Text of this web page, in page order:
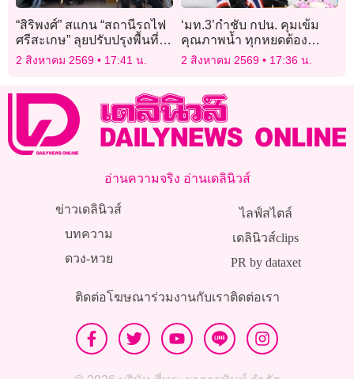
“สิริพงศ์” สแกน “สถานีรถไฟ
ศรีสะเกษ” ลุยปรับปรุงพื้นที่-
ภูมิทัศน์ รองรับทางคู่ “ชุม
2 สิงหาคม 2569 17:41 น.
‘มท.3’กำชับ กปน. คุมเข้ม
คุณภาพน้ำ ทุกหยดต้อง
สะอาด ปลอดภัย ได้
2 สิงหาคม 2569 17:36 น.
อ่านความจริง อ่านเดลินิวส์
ข่าวเดลินิวส์
บทความ
ดวง-หวย
ไลฟ์สไตล์
เดลินิวส์clips
PR by dataxet
ติดต่อโฆษณาร่วมงานกับเราติดต่อเรา